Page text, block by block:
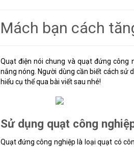
Mách bạn cách
Quạt điện nói chung và quạt đứng công
nắng nóng. Người dùng cần biết cách sử
hiểu cụ thể qua bài viết sau nhé!
Sử dụng quạt công
Quạt đứng công nghiệp là loại quạt có